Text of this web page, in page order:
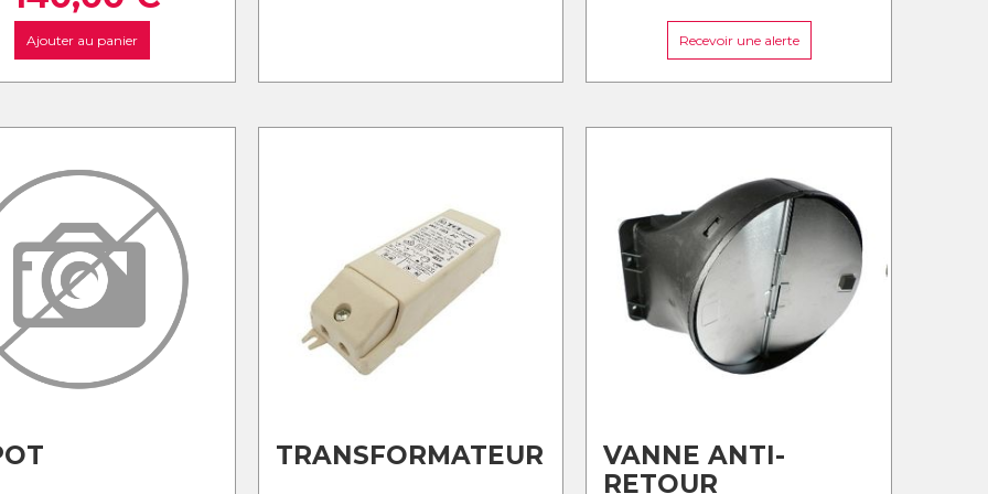
Ajouter au panier Recevoir une alerte
TRANSFORMATEUR
VANNE ANTI-
RETOUR